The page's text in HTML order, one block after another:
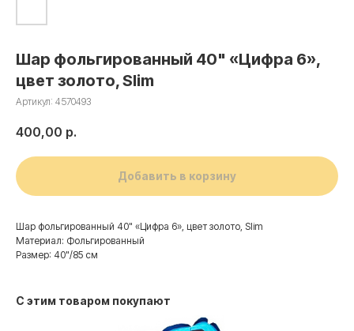
Шар фольгированный 40" «Цифра 6»,
цвет золото, Slim
Артикул: 4570493
400,00 р.
Добавить в корзину
Шар фольгированный 40" «Цифра 6», цвет золото, Slim
Материал: Фольгированный
Размер: 40"/85 см
С этим товаром покупают